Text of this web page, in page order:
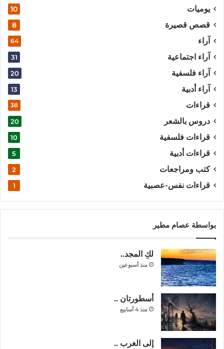
يوميات 10
قصص قصيرة 8
آراء 64
آراء اجتماعية 31
آراء فلسفية 20
آراء أدبية 13
قراءات 38
دروس بالشعر 20
قراءات فلسفية 10
قراءات أدبية 5
كتب ومراجعات 2
قراءات نفس-عصبية 1
بواسطة عصام مطير
لكِ المجد..
منذ أسبوعين
أسطورتان ..
منذ 4 أسابيع
إلى الغرب ..